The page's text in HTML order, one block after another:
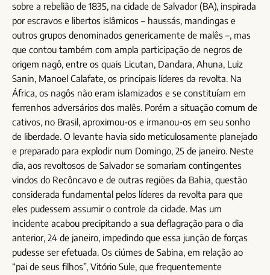
sobre a rebelião de 1835, na cidade de Salvador (BA), inspirada
por escravos e libertos islâmicos – haussás, mandingas e
outros grupos denominados genericamente de malês –, mas
que contou também com ampla participação de negros de
origem nagô, entre os quais Licutan, Dandara, Ahuna, Luiz
Sanin, Manoel Calafate, os principais líderes da revolta. Na
África, os nagôs não eram islamizados e se constituíam em
ferrenhos adversários dos malês. Porém a situação comum de
cativos, no Brasil, aproximou-os e irmanou-os em seu sonho
de liberdade. O levante havia sido meticulosamente planejado
e preparado para explodir num Domingo, 25 de janeiro. Neste
dia, aos revoltosos de Salvador se somariam contingentes
vindos do Recôncavo e de outras regiões da Bahia, questão
considerada fundamental pelos líderes da revolta para que
eles pudessem assumir o controle da cidade. Mas um
incidente acabou precipitando a sua deflagração para o dia
anterior, 24 de janeiro, impedindo que essa junção de forças
pudesse ser efetuada. Os ciúmes de Sabina, em relação ao
“pai de seus filhos”, Vitório Sule, que frequentemente